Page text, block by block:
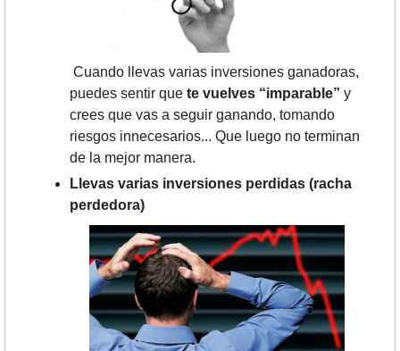
puedes sentir que te vuelves “imparable” y
crees que vas a seguir ganando, tomando
riesgos innecesarios... Que luego no terminan
de la mejor manera.
Llevas varias inversiones perdidas (racha
perdedora)